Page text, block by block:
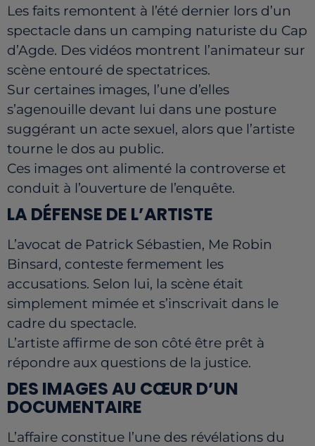
Les faits remontent à l’été dernier lors d’un
spectacle dans un camping naturiste du Cap
d’Agde. Des vidéos montrent l’animateur sur
scène entouré de spectatrices.
Sur certaines images, l’une d’elles
s’agenouille devant lui dans une posture
suggérant un acte sexuel, alors que l’artiste
tourne le dos au public.
Ces images ont alimenté la controverse et
conduit à l’ouverture de l’enquête.
LA DÉFENSE DE L’ARTISTE
L’avocat de Patrick Sébastien, Me Robin
Binsard, conteste fermement les
accusations. Selon lui, la scène était
simplement mimée et s’inscrivait dans le
cadre du spectacle.
L’artiste affirme de son côté être prêt à
répondre aux questions de la justice.
DES IMAGES AU CŒUR D’UN
DOCUMENTAIRE
L’affaire constitue l’une des révélations du